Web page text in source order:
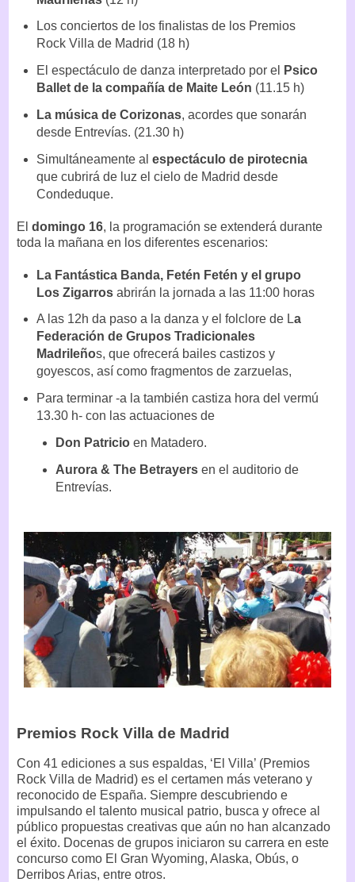
Los conciertos de los finalistas de los Premios
Rock Villa de Madrid (18 h)
El espectáculo de danza interpretado por el
Psico
Ballet de la compañía de Maite León (11.15 h)
La música de Corizonas, acordes que sonarán
desde Entrevías. (21.30 h)
Simultáneamente al espectáculo de pirotecnia
que cubrirá de luz el cielo de Madrid desde
Condeduque.
El domingo 16, la programación se extenderá durante
toda la mañana en los diferentes escenarios:
La Fantástica Banda, Fetén Fetén y el grupo
Los Zigarrosabrirán la jornada a las 11:00 horas
A las 12h da paso a la danza y el folclore de La
Federación de Grupos Tradicionales
Madrileños, que ofrecerá bailes castizos y
goyescos, así como fragmentos de zarzuelas,
Para terminar -a la también castiza hora del vermú
13.30 h- con las actuaciones de
Don Patricio en Matadero.
Aurora & The Betrayers en el auditorio de
Entrevías.
Premios Rock Villa de Madrid
Con 41 ediciones a sus espaldas, ‘El Villa’ (Premios
Rock Villa de Madrid) es el certamen más veterano y
reconocido de España. Siempre descubriendo e
impulsando el talento musical patrio, busca y ofrece al
público propuestas creativas que aún no han alcanzado
el éxito. Docenas de grupos iniciaron su carrera en este
concurso como El Gran Wyoming, Alaska, Obús, o
Derribos Arias, entre otros.